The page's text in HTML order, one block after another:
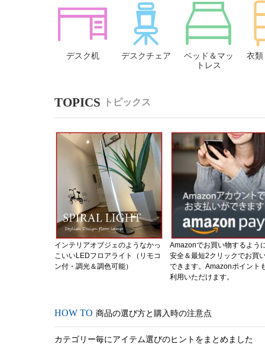
デスク机 デスクチェア
ベッド＆マッ
トレス
衣
トピックス
インテリアオブジェのようなかっ
こいいLEDフロアライト（リモコ
ン付・調光＆調色可能）
Amazonでお買い物するよう
安全＆最短2クリックでお買
できます。Amazonポイント
利用いただけます。
商品の選び方と購入時の注意点
カテゴリー毎にアイテム選びのヒントをまとめました